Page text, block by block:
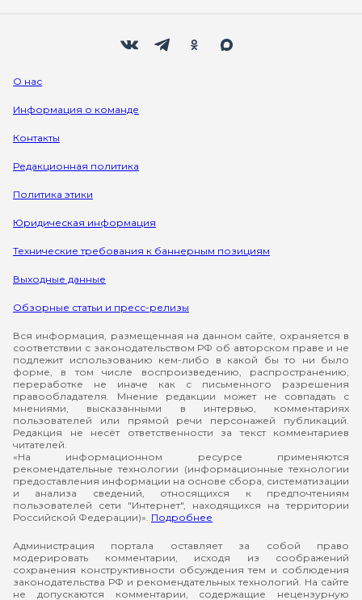
О нас
Информация о команде
Контакты
Редакционная политика
Политика этики
Юридическая информация
Технические требования к баннерным позициям
Выходные данные
Обзорные статьи и пресс-релизы
Вся информация, размещенная на данном сайте, охраняется в
соответствии с законодательством РФ об авторском праве и не
подлежит использованию кем-либо в какой бы то ни было
форме, в том числе воспроизведению, распространению,
переработке не иначе как с письменного разрешения
правообладателя. Мнение редакции может не совпадать с
мнениями, высказанными в интервью, комментариях
пользователей или прямой речи персонажей публикаций.
Редакция не несёт ответственности за текст комментариев
читателей.
«На информационном ресурсе применяются
рекомендательные технологии (информационные технологии
предоставления информации на основе сбора, систематизации
и анализа сведений, относящихся к предпочтениям
пользователей сети "Интернет", находящихся на территории
Российской Федерации)». Подробнее
Администрация портала оставляет за собой право
модерировать комментарии, исходя из соображений
сохранения конструктивности обсуждения тем и соблюдения
законодательства РФ и рекомендательных технологий. На сайте
не допускаются комментарии, содержащие нецензурную